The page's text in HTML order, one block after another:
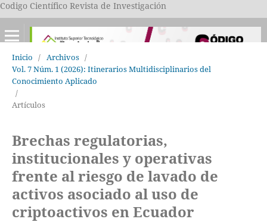
Codigo Científico Revista de Investigación
Inicio / Archivos /
Vol. 7 Núm. 1 (2026): Itinerarios Multidisciplinarios del
Conocimiento Aplicado
/
Artículos
Brechas regulatorias,
institucionales y operativas
frente al riesgo de lavado de
activos asociado al uso de
criptoactivos en Ecuador